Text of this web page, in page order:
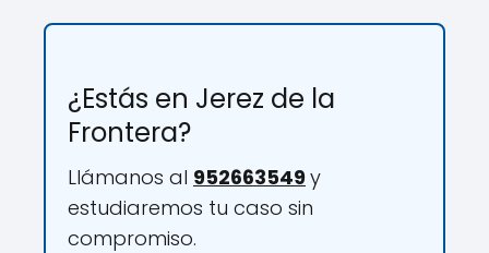
¿Estás en Jerez de la
Frontera?
Llámanos al 952663549y
estudiaremos tu caso sin
compromiso.